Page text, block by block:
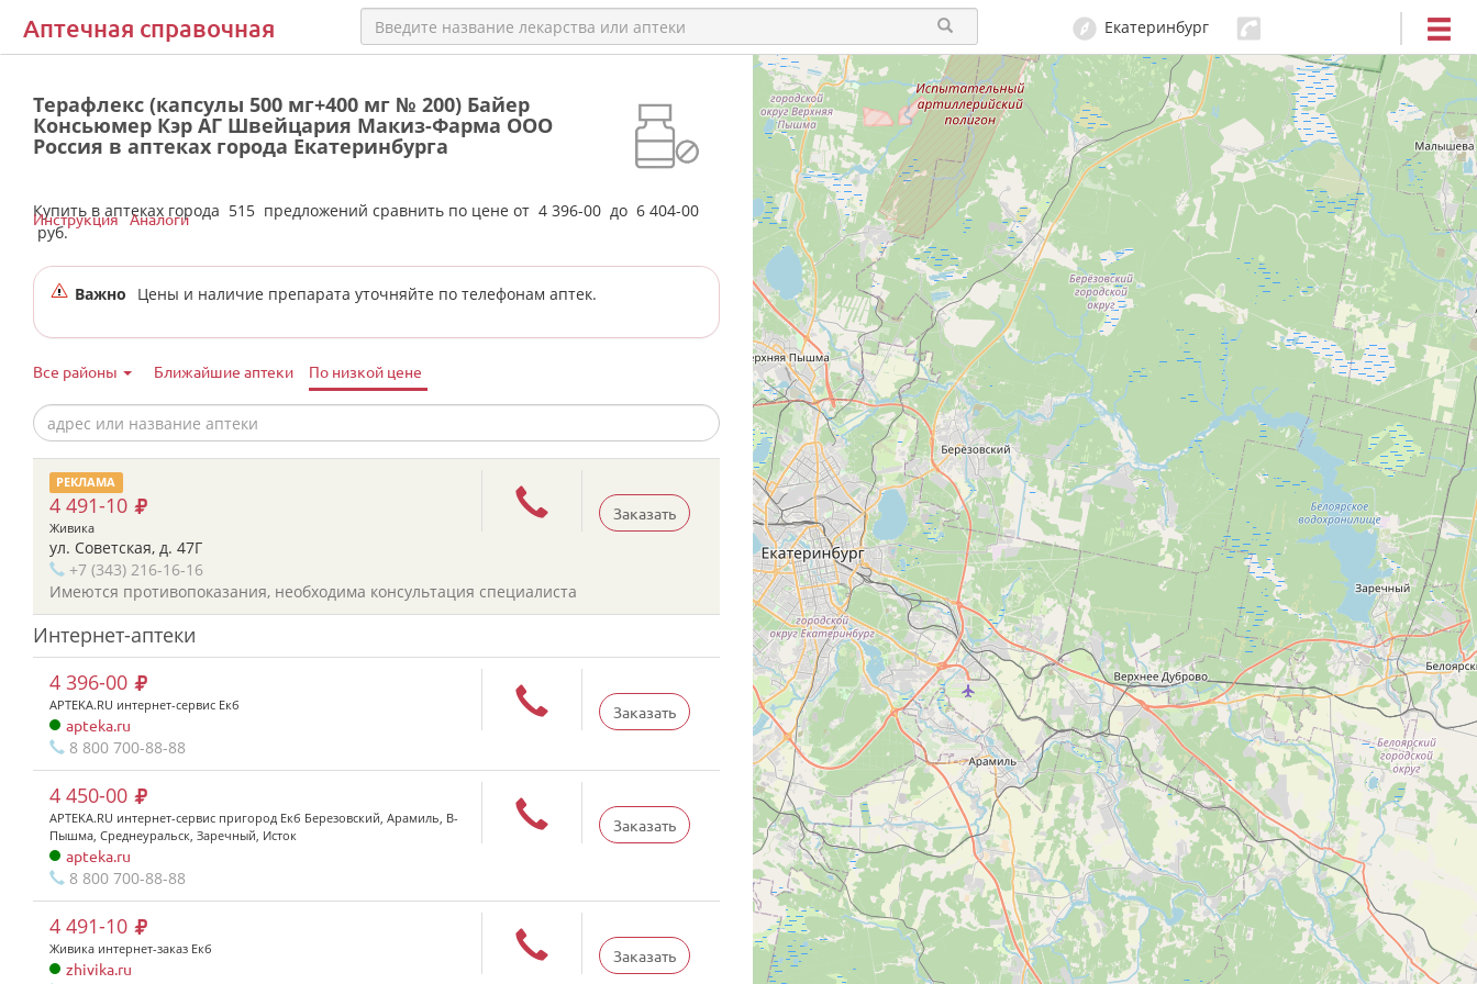
Аптечная справочная Екатеринбург
Терафлекс (капсулы 500 мг+400 мг № 200) Байер
Консьюмер Кэр АГ Швейцария Макиз-Фарма ООО
Россия в аптеках города Екатеринбурга
Купить в аптеках города 515 предложений сравнить по цене от 4 396-00 до 6 404-00
руб.
Инструкция Аналоги
Важно Цены и наличие препарата уточняйте по телефонам аптек.
Все районы Ближайшие аптеки По низкой цене
РЕКЛАМА
Заказать
4 491-10
Живика
ул. Советская, д. 47Г
+7 (343) 216-16-16
Имеются противопоказания, необходима консультация специалиста
Интернет-аптеки
Заказать
4 396-00
APTEKA.RU интернет-сервис Екб
apteka.ru
8 800 700-88-88
Заказать
4 450-00
APTEKA.RU интернет-сервис пригород Екб Березовский, Арамиль, В-
Пышма, Среднеуральск, Заречный, Исток
apteka.ru
8 800 700-88-88
Заказать
4 491-10
Живика интернет-заказ Екб
zhivika.ru